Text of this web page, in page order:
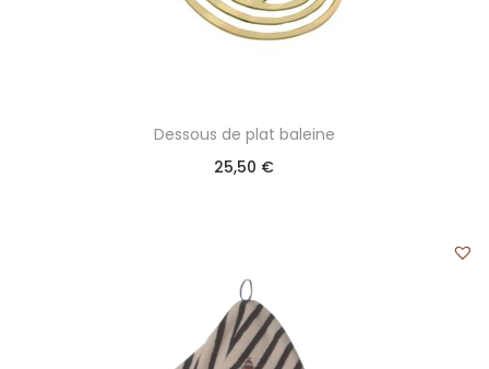
Dessous de plat baleine
25,50 €